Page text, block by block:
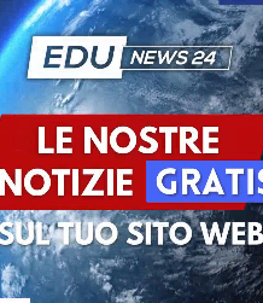
la firma della ministra
Bernini sul decreto
Tecnologia8 ago
Il cloaking selettivo di
Time: ads invisibili solo
per i chatbot AI
Mondo8 ago
A Nonthaburi il killer
14enne era bullizzato:
CZ-75 era del nonno